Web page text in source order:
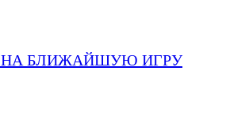
НА БЛИЖАЙШУЮ ИГРУ